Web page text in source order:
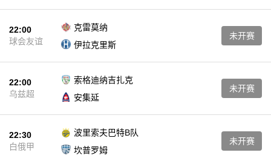
22:00
球会友谊
克雷莫纳
伊拉克里斯
未开赛
22:00
乌兹超
索格迪纳吉扎克
安集延
未开赛
22:30
白俄甲
波里索夫巴特B队
坎普罗姆
未开赛